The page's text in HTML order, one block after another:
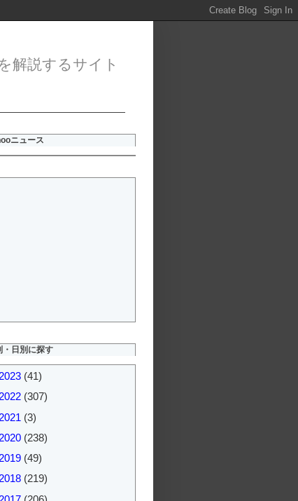
解説するサイト
ニュース
・日別に探す
2023 (41)
2022 (307)
2021 (3)
2020 (238)
2019 (49)
2018 (219)